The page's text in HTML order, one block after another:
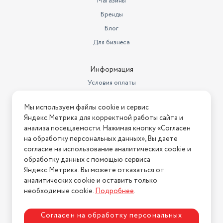
0.778
1.203
140.39
Гарантийный срок
12 месяцев
Высота, см
71.6
Бренд
LG
Изогнутый экран
нет
Комплектация
инструкция
Бренды
Блог
Для бизнеса
Информация
Условия оплаты
Условия возврата
Нашли ошибку на сайте? Напишите нам
2026 © Интернет-магазин "АстМаркет". У нас есть всё!
Политика конфиденциальности
Мы используем файлы cookie и сервис
Яндекс.Метрика для корректной работы сайта и
анализа посещаемости. Нажимая кнопку «Согласен
на обработку персональных данных», Вы даете
согласие на использование аналитических cookie и
обработку данных с помощью сервиса
Яндекс.Метрика. Вы можете отказаться от
аналитических cookie и оставить только
необходимые cookie.Подробнее.
Согласен на обработку персональных